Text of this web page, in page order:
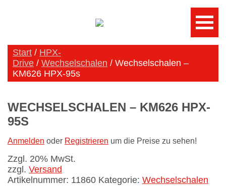
Start / HPX-
Drive / Wechselschalen / Wechselschalen –
KM626 HPX-95s
WECHSELSCHALEN – KM626 HPX-
95S
Anmelden oder Registrieren um die Preise zu sehen!
Zzgl. 20% MwSt.
zzgl. Versand
Artikelnummer: 11860 Kategorie: Wechselschalen